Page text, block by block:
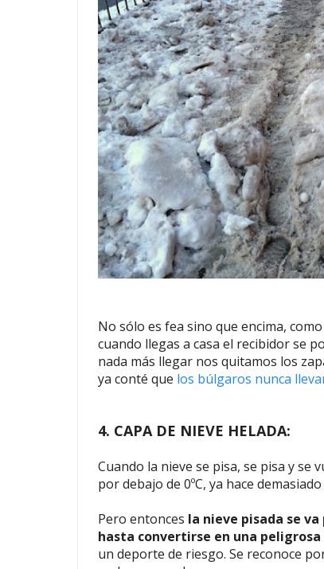
No sólo es fea sino que encima,
cuando llegas a casa el recibidor se
nada más llegar nos quitamos los
ya conté que los búlgaros nunca
4. CAPA DE NIEVE HELADA:
Cuando la nieve se pisa, se pisa y
por debajo de 0ºC, ya hace
Pero entonces la nieve pisada se
hasta convertirse en una peligrosa
un deporte de riesgo. Se reconoce